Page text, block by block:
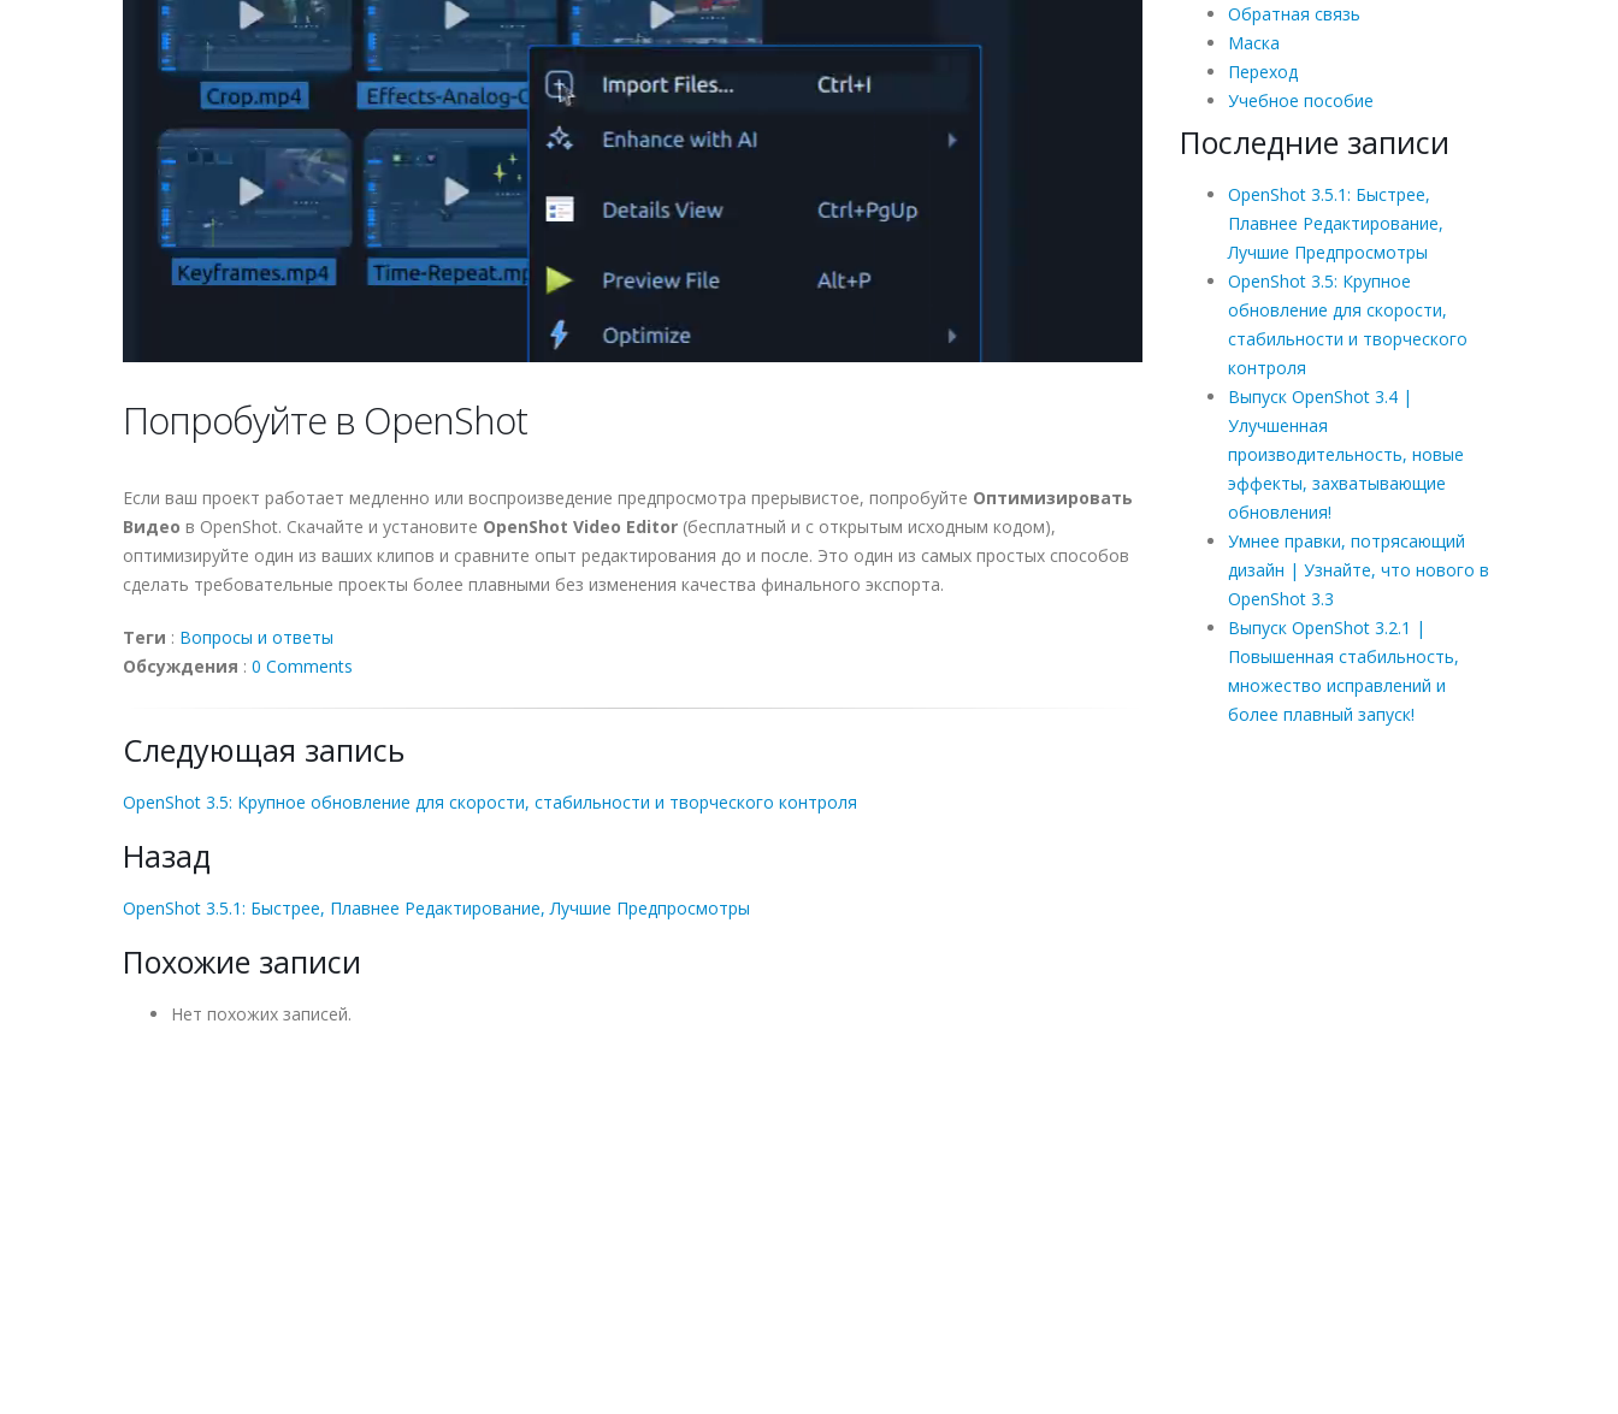
Попробуйте в OpenShot
Если ваш проект работает медленно или воспроизведение предпросмотра прерывистое, попробуйте Оптимизировать
Видео в OpenShot. Скачайте и установите OpenShot Video Editor (бесплатный и с открытым исходным кодом),
оптимизируйте один из ваших клипов и сравните опыт редактирования до и после. Это один из самых простых способов
сделать требовательные проекты более плавными без изменения качества финального экспорта.
Теги : Вопросы и ответы
Обсуждения : 0 Comments
Следующая запись
OpenShot 3.5: Крупное обновление для скорости, стабильности и творческого контроля
Назад
OpenShot 3.5.1: Быстрее, Плавнее Редактирование, Лучшие Предпросмотры
Похожие записи
Нет похожих записей.
Обратная связь
Маска
Переход
Учебное пособие
Последние записи
OpenShot 3.5.1: Быстрее,
Плавнее Редактирование,
Лучшие Предпросмотры
OpenShot 3.5: Крупное
обновление для скорости,
стабильности и творческого
контроля
Выпуск OpenShot 3.4 |
Улучшенная
производительность, новые
эффекты, захватывающие
обновления!
Умнее правки, потрясающий
дизайн | Узнайте, что нового в
OpenShot 3.3
Выпуск OpenShot 3.2.1 |
Повышенная стабильность,
множество исправлений и
более плавный запуск!